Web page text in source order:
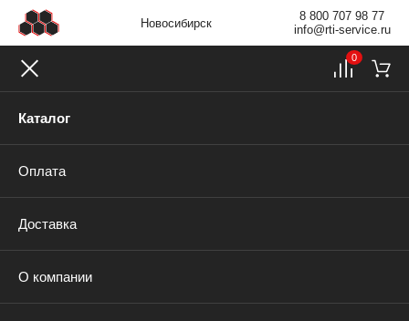
Новосибирск
8 800 707 98 77
info@rti-service.ru
Каталог
Оплата
Доставка
О компании
0